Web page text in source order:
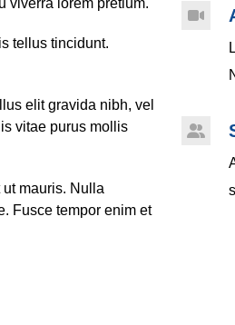
viverra lorem pretium.
tellus tincidunt.
elit gravida nibh, vel
vitae purus mollis
mauris. Nulla
Fusce tempor enim et